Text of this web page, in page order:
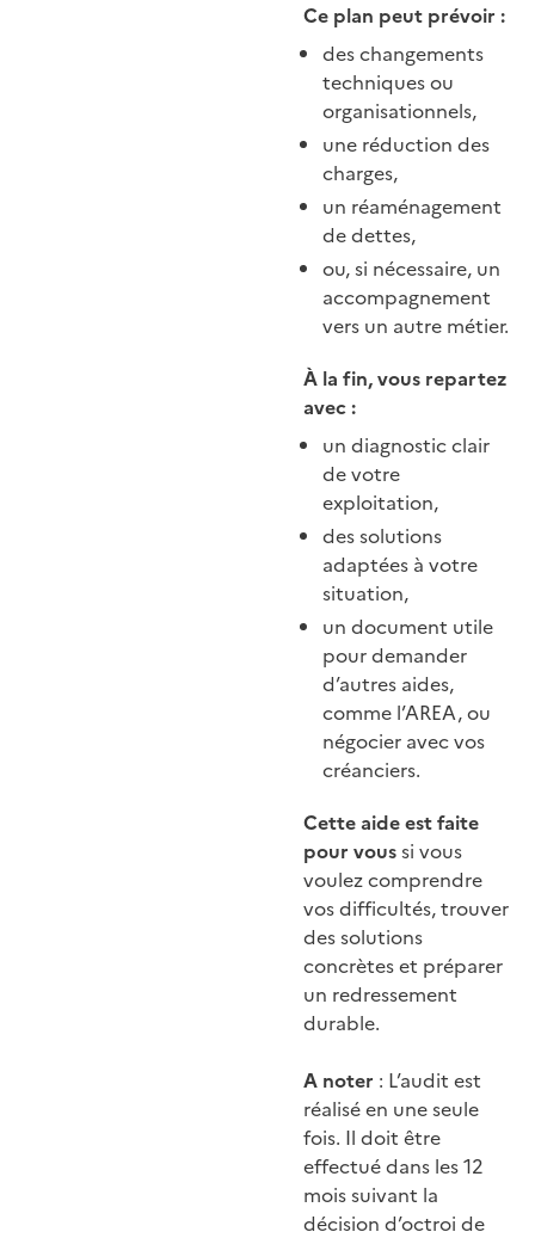
Ce plan peut prévoir :
des changements
techniques ou
organisationnels,
une réduction des
charges,
un réaménagement
de dettes,
ou, si nécessaire, un
accompagnement
vers un autre métier.
À la fin, vous repartez
avec :
un diagnostic clair
de votre
exploitation,
des solutions
adaptées à votre
situation,
un document utile
pour demander
d’autres aides,
comme l’AREA, ou
négocier avec vos
créanciers.
Cette aide est faite
pour voussi vous
voulez comprendre
vos difficultés, trouver
des solutions
concrètes et préparer
un redressement
durable.
A noter : L’audit est
réalisé en une seule
fois. Il doit être
effectué dans les 12
mois suivant la
décision d’octroi de